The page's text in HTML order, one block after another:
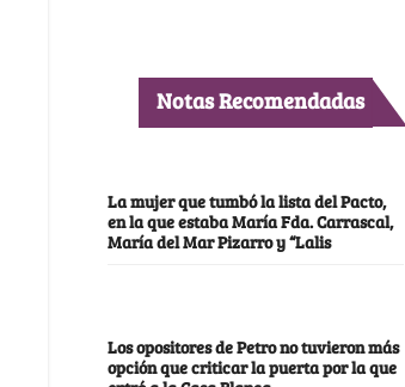
Notas Recomendadas
La mujer que tumbó la lista del Pacto,
en la que estaba María Fda. Carrascal,
María del Mar Pizarro y “Lalis
Los opositores de Petro no tuvieron más
opción que criticar la puerta por la que